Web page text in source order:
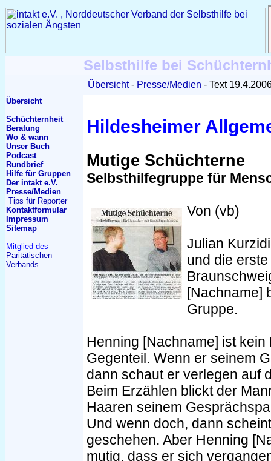
Selbsthilfe bei
Übersicht Presse/Medien Text
Übersicht
Schüchternheit
Beratung
Wo & wann
Unser Buch
Podcast
Rundbrief
Hilfe für Gruppen
Der intakt e.V.
Presse/Medien
Tips für Reporter
Kontaktformular
Impressum
Sitemap
Mitglied des
Paritätischen
Verbands
Hildesheimer
Mutige Schüchterne
Selbsthilfegruppe für
Von (vb)
Julian
und die
[Nachname]
Gruppe.
Henning [Nachname] ist
Gegenteil. Wenn er seinem
dann schaut er verlegen auf
Beim Erzählen blickt der
Haaren seinem
Und wenn doch, dann
geschehen. Aber Henning
mutig, dass er sich